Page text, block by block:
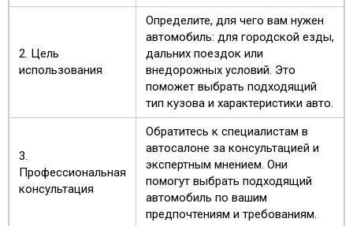
2. Цель
использования
Определите, для чего вам нужен
автомобиль: для городской езды,
дальних поездок или
внедорожных условий. Это
поможет выбрать подходящий
тип кузова и характеристики авто.
3.
Профессиональная
консультация
Обратитесь к специалистам в
автосалоне за консультацией и
экспертным мнением. Они
помогут выбрать подходящий
автомобиль по вашим
предпочтениям и требованиям.